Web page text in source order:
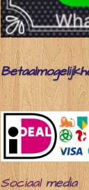
Sociaal media